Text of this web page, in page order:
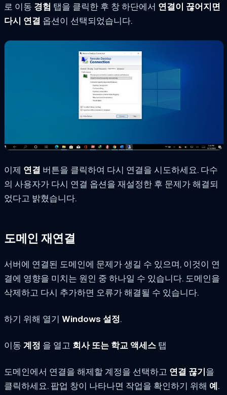
로 이동 경험 탭을 클릭한 후 창 하단에서 연결이 끊어지면
다시 연결 옵션이 선택되었습니다.
이제 연결 버튼을 클릭하여 다시 연결을 시도하세요. 다수
의 사용자가 다시 연결 옵션을 재설정한 후 문제가 해결되
었다고 밝혔습니다.
도메인 재연결
서버에 연결된 도메인에 문제가 생길 수 있으며, 이것이 연
결에 영향을 미치는 원인 중 하나일 수 있습니다. 도메인을
삭제하고 다시 추가하면 오류가 해결될 수 있습니다.
하기 위해 열기 Windows 설정.
이동 계정 을 열고 회사 또는 학교 액세스 탭
도메인에서 연결을 해제할 계정을 선택하고 연결 끊기을
클릭하세요. 팝업 창이 나타나면 작업을 확인하기 위해 예.